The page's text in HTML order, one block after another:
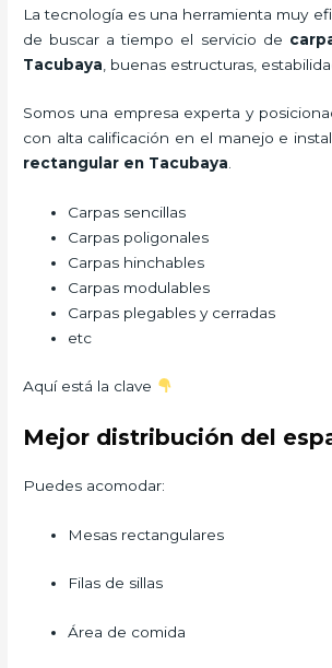
La tecnología es una herramienta muy
de buscar a tiempo el servicio de
Tacubaya , buenas estructuras,
Somos una empresa experta y
con alta calificación en el manejo e
rectangular en Tacubaya.
Carpas sencillas
Carpas poligonales
Carpas hinchables
Carpas modulables
Carpas plegables y cerradas
etc
Aquí está la clave
Mejor distribución del
Puedes acomodar:
Mesas rectangulares
Filas de sillas
Área de comida